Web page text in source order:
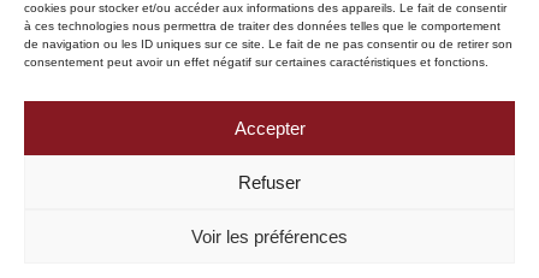
cookies pour stocker et/ou accéder aux informations des appareils. Le fait de consentir
à ces technologies nous permettra de traiter des données telles que le comportement
de navigation ou les ID uniques sur ce site. Le fait de ne pas consentir ou de retirer son
consentement peut avoir un effet négatif sur certaines caractéristiques et fonctions.
Accepter
Refuser
Voir les préférences
Politique de cookies (UE)